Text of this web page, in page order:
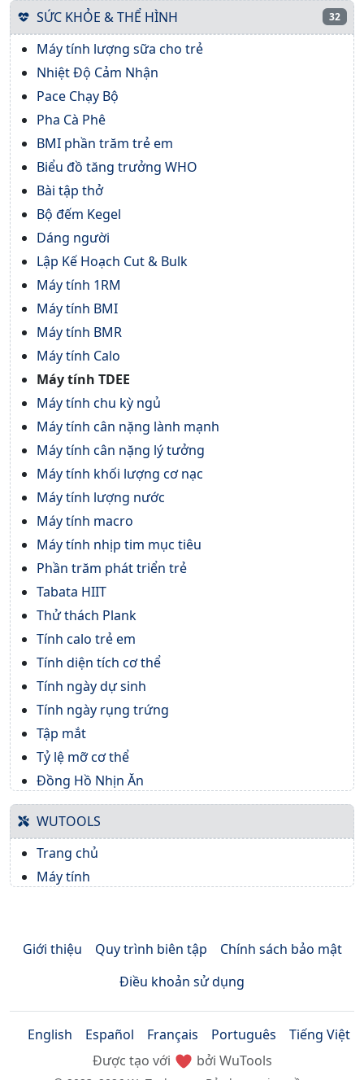
SỨC KHỎE & THỂ HÌNH 32
Máy tính lượng sữa cho trẻ
Nhiệt Độ Cảm Nhận
Pace Chạy Bộ
Pha Cà Phê
BMI phần trăm trẻ em
Biểu đồ tăng trưởng WHO
Bài tập thở
Bộ đếm Kegel
Dáng người
Lập Kế Hoạch Cut & Bulk
Máy tính 1RM
Máy tính BMI
Máy tính BMR
Máy tính Calo
Máy tính TDEE
Máy tính chu kỳ ngủ
Máy tính cân nặng lành mạnh
Máy tính cân nặng lý tưởng
Máy tính khối lượng cơ nạc
Máy tính lượng nước
Máy tính macro
Máy tính nhịp tim mục tiêu
Phần trăm phát triển trẻ
Tabata HIIT
Thử thách Plank
Tính calo trẻ em
Tính diện tích cơ thể
Tính ngày dự sinh
Tính ngày rụng trứng
Tập mắt
Tỷ lệ mỡ cơ thể
Đồng Hồ Nhịn Ăn
WUTOOLS
Trang chủ
Máy tính
Giới thiệu Quy trình biên tập
Chính sách bảo mật
Điều khoản sử dụng
English Español Français Português
Tiếng Việt
Được tạo với
bởi WuTools